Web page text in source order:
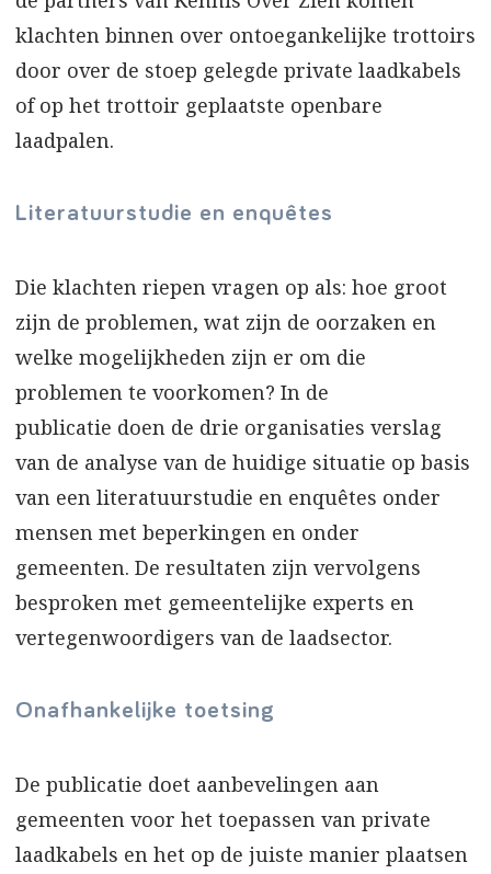
klachten binnen over ontoeganke­lijke trottoirs
door over de stoep gelegde private laadkabels
of op het trottoir geplaatste openbare
laadpalen.
Literatuurstudie en enquêtes
Die klachten riepen vragen op als: hoe groot
zijn de problemen, wat zijn de oorzaken en
welke mogelijkheden zijn er om die
problemen te voorkomen? In de
publicatie doen de drie organisaties verslag
van de analyse van de huidige situatie op basis
van een literatuurstudie en enquêtes onder
mensen met beperkingen en onder
gemeenten. De resultaten zijn vervolgens
besproken met gemeentelijke experts en
vertegenwoordigers van de laadsector.
Onafhankelijke toetsing
De publicatie doet aanbevelingen aan
gemeenten voor het toepassen van private
laadkabels en het op de juiste manier plaatsen